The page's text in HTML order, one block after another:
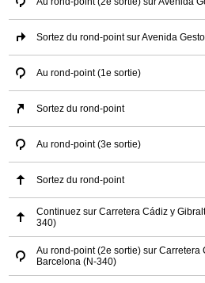
Sortez du rond-point sur Avenida
Au rond-point (1e sortie)
Sortez du rond-point
Au rond-point (3e sortie)
Sortez du rond-point
Continuez sur Carretera Cádiz y
340)
Au rond-point (2e sortie) sur Carretera
Barcelona (N-340)